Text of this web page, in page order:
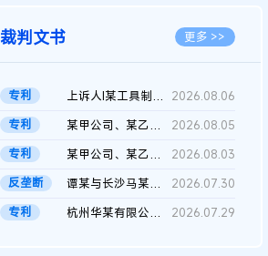
裁判文书 更多 >>
专利 上诉人I某工具制品有限公司与被上诉人程某及一审被告中华人民共和...
2026.08.06
专利
某甲公司、某乙公司、某丙公司申请诉前行为保全复议裁定书
2026.08.05
专利
某甲公司、某乙公司、官某与某丙公司专利申请权权属纠纷 二审判决...
2026.08.03
反垄断
谭某与长沙马某堆农产品股份有限公司滥用市场支配地位纠纷二审裁...
2026.07.30
专利
杭州华某有限公司与菲某有限公司侵害发明专利权纠纷 2026.07.29